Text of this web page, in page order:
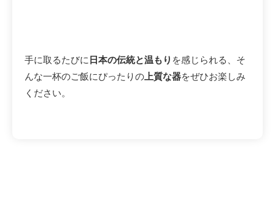
手に取るたびに 日本の伝統と温もり を感じられる、そ
んな一杯のご飯にぴったりの 上質な器をぜひお楽しみ
ください。